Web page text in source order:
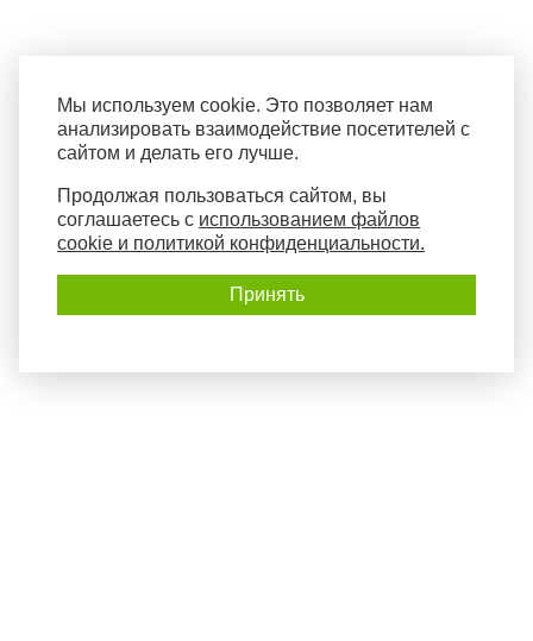
Мы используем cookie. Это позволяет нам
анализировать взаимодействие посетителей с
сайтом и делать его лучше.
Продолжая пользоваться сайтом, вы
соглашаетесь с использованием файлов
cookie и политикой конфиденциальности.
Принять